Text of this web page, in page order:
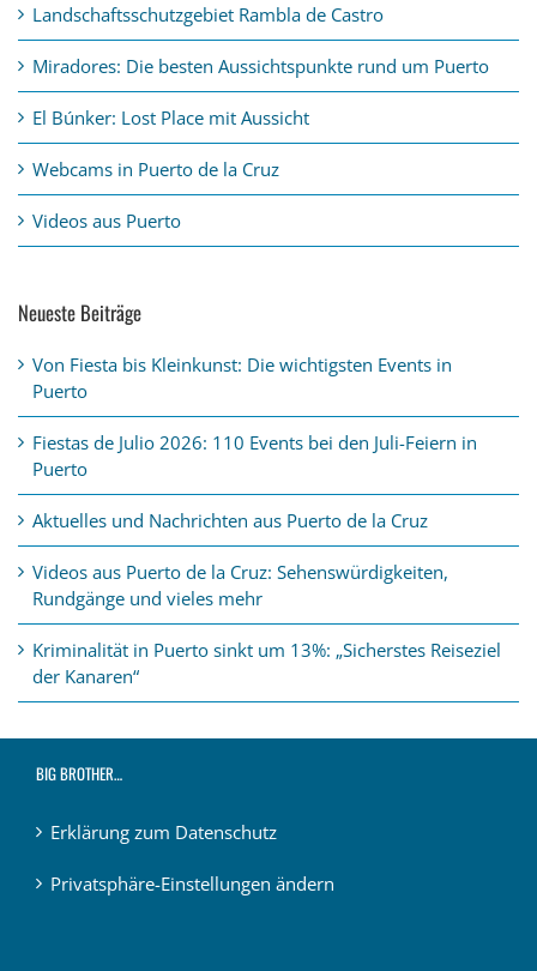
Landschaftsschutzgebiet Rambla de Castro
Miradores: Die besten Aussichtspunkte rund um Puerto
El Búnker: Lost Place mit Aussicht
Webcams in Puerto de la Cruz
Videos aus Puerto
Neueste Beiträge
Von Fiesta bis Kleinkunst: Die wichtigsten Events in
Puerto
Fiestas de Julio 2026: 110 Events bei den Juli-Feiern in
Puerto
Aktuelles und Nachrichten aus Puerto de la Cruz
Videos aus Puerto de la Cruz: Sehenswürdigkeiten,
Rundgänge und vieles mehr
Kriminalität in Puerto sinkt um 13%: „Sicherstes Reiseziel
der Kanaren“
BIG BROTHER…
Erklärung zum Datenschutz
Privatsphäre-Einstellungen ändern